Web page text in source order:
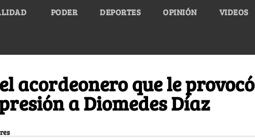
PODER DEPORTES OPINIÓN VIDEOS
acordeonero que le provocó
a Diomedes Díaz